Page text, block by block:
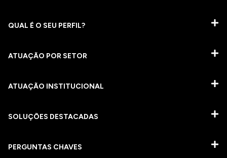
QUAL É O SEU PERFIL?
ATUAÇÃO POR SETOR
ATUAÇÃO INSTITUCIONAL
SOLUÇÕES DESTACADAS
PERGUNTAS CHAVES​